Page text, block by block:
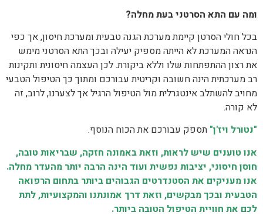
ומה עם התא הסרטני בעת מחלה?
בכל חולי הסרטן קיימת מערכת הגנה טבעית ומערכת חיסון, אך כפי
הנראה המערכת לא הייתה מספיק יעילה ובכך התא הסרטני מימש
את רצון ההתפתחות שלו וללא ביקורת. לכן העצמה חיסונית ותקינות
רב מערכתית הינה חשובה וקריטית עבורכם ומתוך כך הטיפול הטבעי
מחויב להשתלב אינטגרלית מול הטיפול הרגיל אך לצערנו, לרוב, זה
לא קורה.
"נטורל ויז'ן" תספק עבורכם את הכוח הנוסף.
אנו טוענים שיש לראות, וזאת באמונה חזקה, שבריאות טובה,
חוסן חיסוני, יציבות נפשית ועוד הינה הרבה יותר מהעדר מחלה.
אנו מעניקים את הסטנדרטים הגבוהים ביותר בתחום הרפואה
הטבעית ובכך מבקשים, וזאת דרך אמונתנו והמקצועיות, לתת
לכם את חוויית הטיפול הטובה ביותר.